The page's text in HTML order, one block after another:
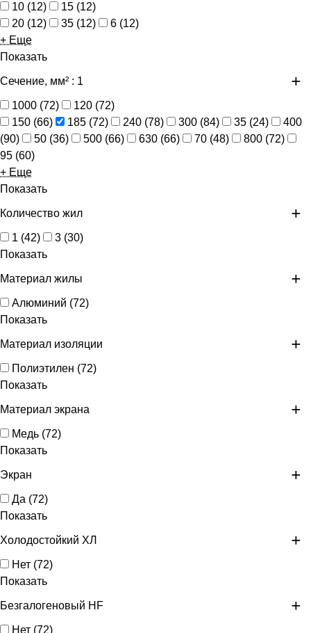
10 (12) 15 (12)
20 (12) 35 (12) 6 (12)
+ Еще
Показать
Сечение, мм² : 1
1000 (72) 120 (72)
150 (66) 185 (72) 240 (78) 300 (84) 35 (24)
400
(90) 50 (36) 500 (66) 630 (66) 70 (48) 800 (72)
95 (60)
+ Еще
Показать
Количество жил
1 (42) 3 (30)
Показать
Материал жилы
Алюминий (72)
Показать
Материал изоляции
Полиэтилен (72)
Показать
Материал экрана
Медь (72)
Показать
Экран
Да (72)
Показать
Холодостойкий ХЛ
Нет (72)
Показать
Безгалогеновый HF
Нет (72)